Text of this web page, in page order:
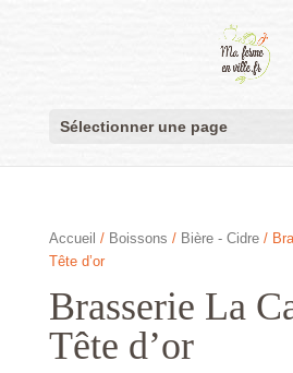
Sélectionner une page
Accueil / Boissons / Bière - Cidre/
Tête d’or
Brasserie La
Tête d’or